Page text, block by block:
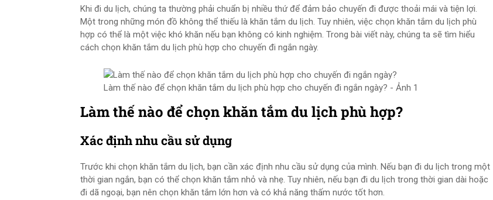
Khi đi du lịch, chúng ta thường phải chuẩn bị nhiều thứ để đảm bảo chuyến đi được thoải mái và tiện lợi.
Một trong những món đồ không thể thiếu là khăn tắm du lịch. Tuy nhiên, việc chọn khăn tắm du lịch phù
hợp có thể là một việc khó khăn nếu bạn không có kinh nghiệm. Trong bài viết này, chúng ta sẽ tìm hiểu
cách chọn khăn tắm du lịch phù hợp cho chuyến đi ngắn ngày.
Làm thế nào để chọn khăn tắm du lịch phù hợp cho chuyến đi ngắn ngày? - Ảnh 1
Làm thế nào để chọn khăn tắm du lịch phù hợp?
Xác định nhu cầu sử dụng
Trước khi chọn khăn tắm du lịch, bạn cần xác định nhu cầu sử dụng của mình. Nếu bạn đi du lịch trong một
thời gian ngắn, bạn có thể chọn khăn tắm nhỏ và nhẹ. Tuy nhiên, nếu bạn đi du lịch trong thời gian dài hoặc
đi dã ngoại, bạn nên chọn khăn tắm lớn hơn và có khả năng thấm nước tốt hơn.